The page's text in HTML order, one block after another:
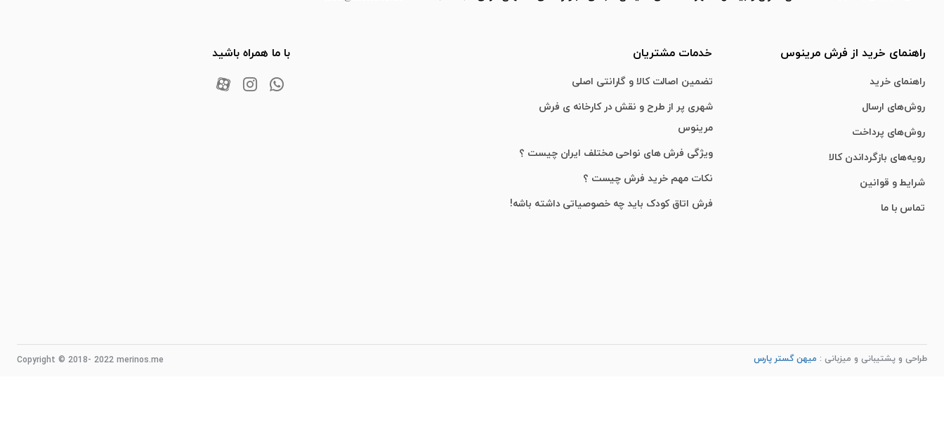
راهنمای خرید از فرش مرینوس
راهنمای خرید
روش‌های ارسال
روش‌های پرداخت
رویه‌های بازگرداندن کالا
شرایط و قوانین
تماس با ما
خدمات مشتریان
تضمین اصالت کالا و گارانتی اصلی
شهری پر از طرح و نقش در کارخانه ی فرش
مرینوس
ویژگی‌ فرش‌ های نواحی مختلف ایران چیست ؟
نکات مهم خرید فرش چیست ؟
فرش اتاق کودک باید چه خصوصیاتی داشته باشه!
با ما همراه باشید
طراحی و پشتیبانی و میزبانی : میهن گستر پارس Copyright © 2018- 2022 merinos.me